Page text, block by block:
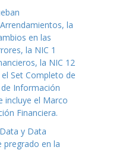
la
en las
la NIC 1
la NIC 12
Set Completo de
Información
incluye el Marco
Financiera.
y Data
pregrado en la